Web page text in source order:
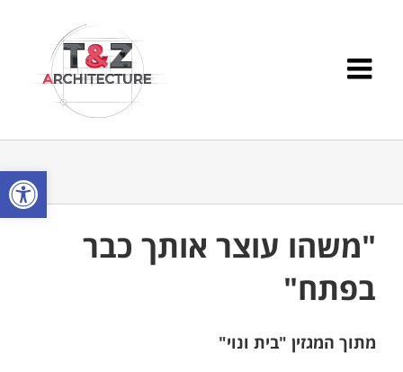
פתח
"משהו עוצר אותך כבר
בפתח"
מתוך המגזין "בית ונוי"